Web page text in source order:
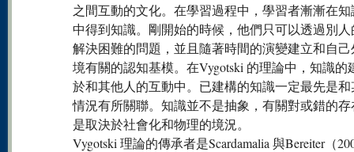
之間互動的文化。在學習過程中，學習者漸漸在
中得到知識。剛開始的時候，他們只可以透過別
解決困難的問題，並且隨著時間的演變建立和自
境有關的認知基模。在Vygotski 的理論中，知識的
於和其他人的互動中。已建構的知識一定最先是
情況有所關聯。知識並不是抽象，有關對或錯的
是取決於社會化和物理的境況。
Vygotski 理論的傳承者是Scardamalia 與Bereiter（